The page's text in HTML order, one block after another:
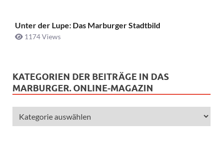
Unter der Lupe: Das Marburger Stadtbild
1174 Views
KATEGORIEN DER BEITRÄGE IN DAS
MARBURGER. ONLINE-MAGAZIN